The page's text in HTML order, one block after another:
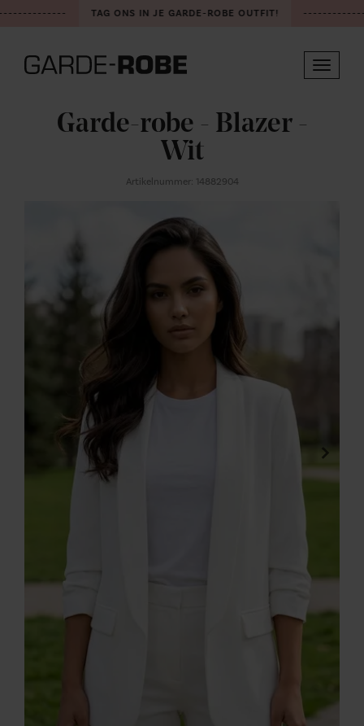
TAG ONS IN JE GARDE-ROBE OUTFIT!
Toggle
Garde-robe - Blazer -
Wit
Artikelnummer: 14882904